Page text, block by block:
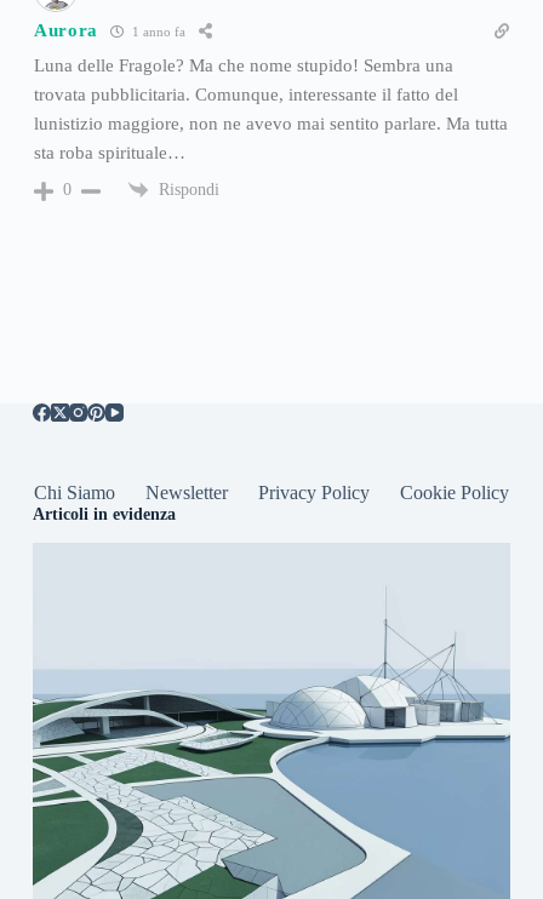
Aurora 1 anno fa
Luna delle Fragole? Ma che nome stupido! Sembra una
trovata pubblicitaria. Comunque, interessante il fatto del
lunistizio maggiore, non ne avevo mai sentito parlare. Ma tutta
sta roba spirituale…
0 Rispondi
Chi Siamo Newsletter Privacy Policy Cookie Policy
Articoli in evidenza